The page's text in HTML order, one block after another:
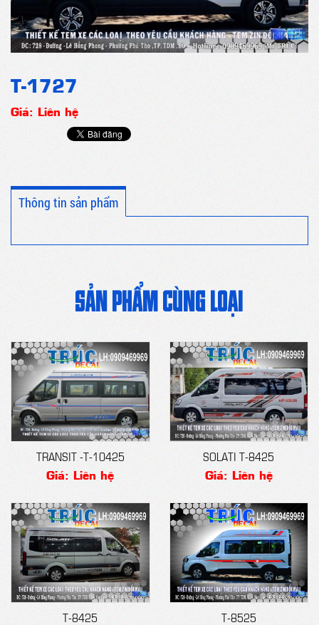
T-1727
Giá: Liên hệ
Thông tin sản phẩm
SẢN PHẨM CÙNG LOẠI
TRANSIT -T-10425
Giá: Liên hệ
SOLATI T-8425
Giá: Liên hệ
T-8425 T-8525